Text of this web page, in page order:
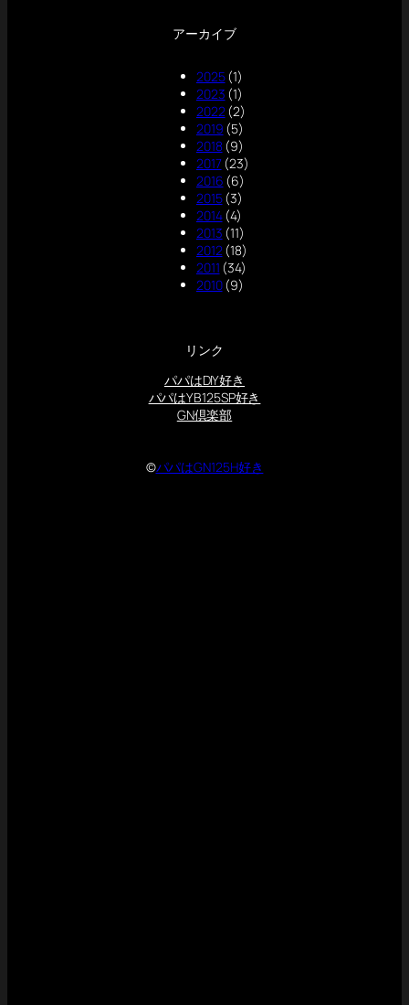
アーカイブ
2025(1)
2023 (1)
2022(2)
2019 (5)
2018(9)
2017(23)
2016 (6)
2015(3)
2014(4)
2013 (11)
2012(18)
2011 (34)
2010(9)
リンク
パパはDIY好き
パパはYB125SP好き
GN倶楽部
©パパはGN125H好き